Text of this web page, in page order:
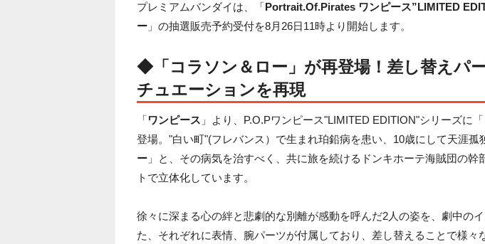
プレミアムバンダイは、「Portrait.Of.Pirates ワンピース”LIMITED
ー 」の抽選販売予約受付を8月26日11時より開始します。
◆「コラソン＆ロー 」が再登場！差し替えパ
チュエーションを再現
「ワンピース 」より、P.O.Pワンピース"LIMITED EDITION"シリーズに「
登場。"白い町"(フレバンス）で生まれ珀鉛病を患い、10歳にして天涯孤
ー 」と、その病気を治すべく、共に旅を続けるドンキホーテ海賊団の幹
トで立体化しています。
徐々に深まる心の絆と悲劇的な別離が感動を呼んだ2人の姿を、劇中の
た、それぞれに表情、腕パーツが付属しており、差し替えることで様々